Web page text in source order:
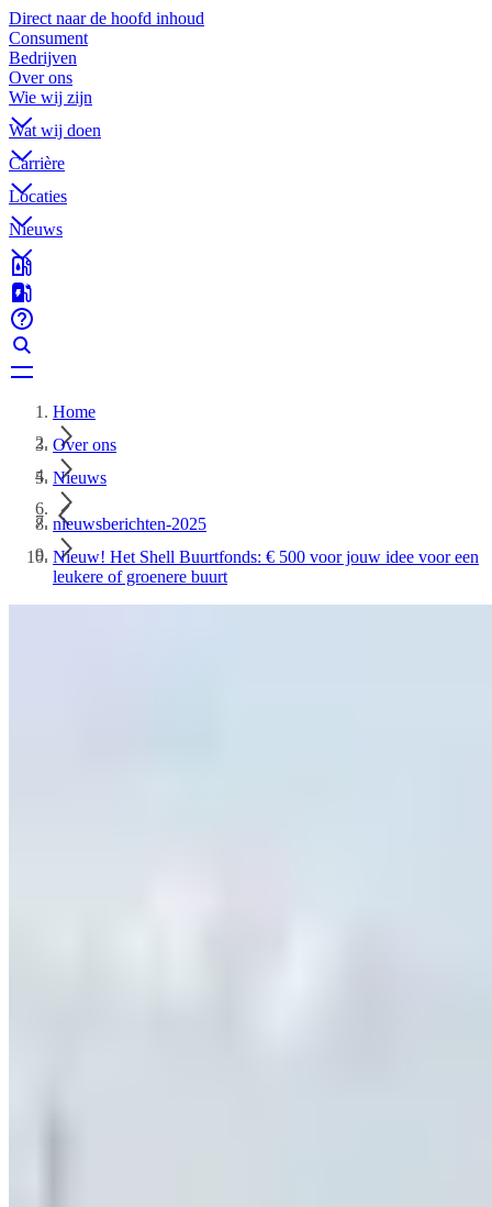
Direct naar de hoofd inhoud
Consument
Bedrijven
Over ons
Wie wij zijn
Wat wij doen
Carrière
Locaties
Nieuws
Home
Over ons
Nieuws
nieuwsberichten-2025
Nieuw! Het Shell Buurtfonds: € 500 voor jouw idee voor een
leukere of groenere buurt